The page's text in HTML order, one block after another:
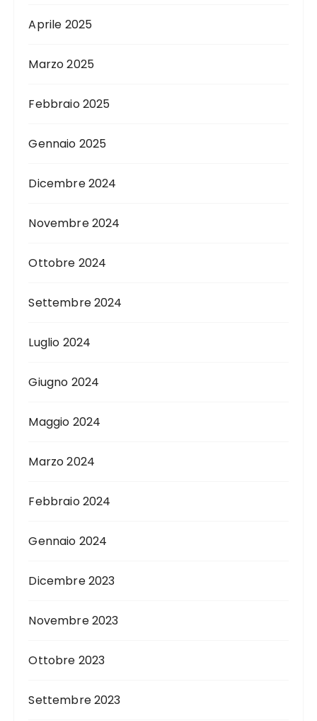
Aprile 2025
Marzo 2025
Febbraio 2025
Gennaio 2025
Dicembre 2024
Novembre 2024
Ottobre 2024
Settembre 2024
Luglio 2024
Giugno 2024
Maggio 2024
Marzo 2024
Febbraio 2024
Gennaio 2024
Dicembre 2023
Novembre 2023
Ottobre 2023
Settembre 2023